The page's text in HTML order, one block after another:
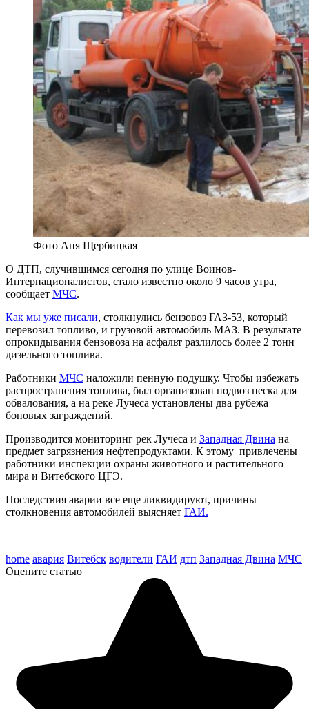
Фото Аня Щербицкая
О ДТП, случившимся сегодня по улице Воинов-
Интернационалистов, стало известно около 9 часов утра,
сообщает МЧС.
Как мы уже писали, столкнулись бензовоз ГАЗ-53, который
перевозил топливо, и грузовой автомобиль МАЗ. В результате
опрокидывания бензовоза на асфальт разлилось более 2 тонн
дизельного топлива.
Работники МЧС наложили пенную подушку. Чтобы избежать
распространения топлива, был организован подвоз песка для
обвалования, а на реке Лучеса установлены два рубежа
боновых заграждений.
Производится мониторинг рек Лучеса и Западная Двина на
предмет загрязнения нефтепродуктами. К этому привлечены
работники инспекции охраны животного и растительного
мира и Витебского ЦГЭ.
Последствия аварии все еще ликвидируют, причины
столкновения автомобилей выясняет ГАИ.
home авария Витебск водители ГАИ дтп Западная Двина МЧС
Оцените статью